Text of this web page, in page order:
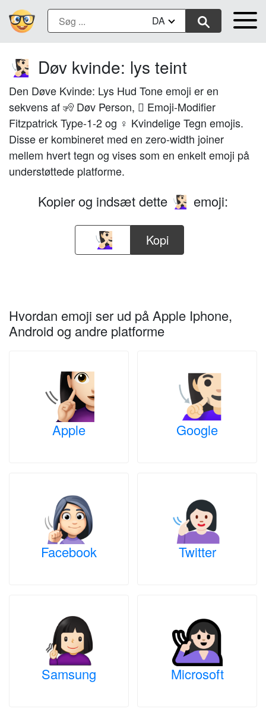
DA
🧏🏻‍♀️ Døv kvinde: lys teint
Den Døve Kvinde: Lys Hud Tone emoji er en
sekvens af 🧏 Døv Person, 🏻 Emoji-Modifier
Fitzpatrick Type-1-2 og ♀ Kvindelige Tegn emojis.
Disse er kombineret med en zero-width joiner
mellem hvert tegn og vises som en enkelt emoji på
understøttede platforme.
Kopier og indsæt dette 🧏🏻‍♀️ emoji:
Kopi
Hvordan emoji ser ud på Apple Iphone,
Android og andre platforme
Apple Google
Facebook Twitter
Samsung Microsoft